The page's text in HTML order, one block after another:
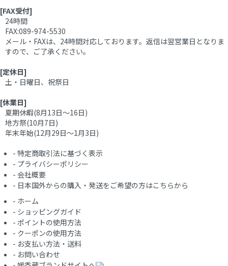
[FAX受付]
24時間
FAX:089-974-5530
メール・FAXは、24時間対応しております。返信は翌営業日となりま
すので、ご了承ください。
[定休日]
土・日曜日、祝祭日
[休業日]
夏期休暇(8月13日～16日)
地方祭(10月7日)
年末年始(12月29日～1月3日)
- 特定商取引法に基づく表示
- プライバシーポリシー
- 会社概要
- 日本国外からの購入・発送をご希望の方はこちらから
- ホーム
- ショッピングガイド
- ポイントの使用方法
- クーポンの使用方法
- お支払い方法・送料
- お問い合わせ